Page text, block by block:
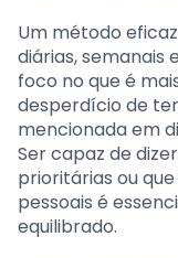
Um método
diárias, semanais
foco no que é
desperdício de
mencionada em
Ser capaz de
prioritárias ou
pessoais é
equilibrado.